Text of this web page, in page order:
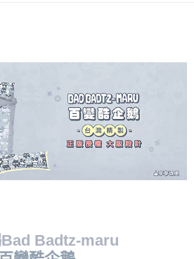
以上)免運費
Badtz-maru